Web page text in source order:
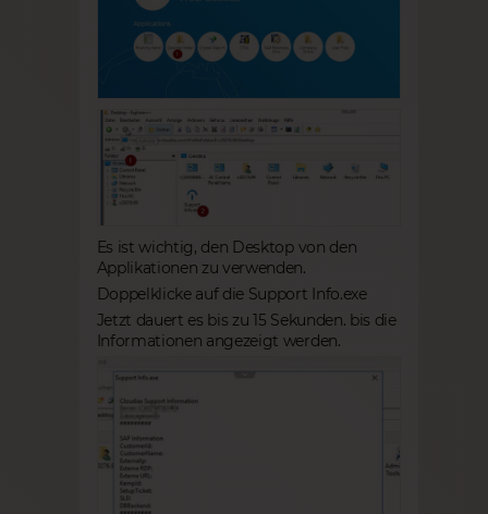
Es ist wichtig, den Desktop von den
Applikationen zu verwenden.
Doppelklicke auf die Support Info.exe
Jetzt dauert es bis zu 15 Sekunden. bis die
Informationen angezeigt werden.